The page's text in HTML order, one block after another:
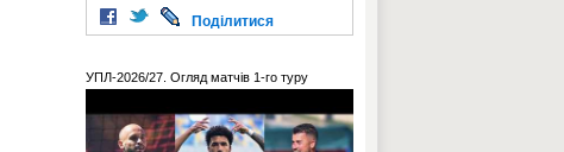
Поділитися
УПЛ-2026/27. Огляд матчів 1-го туру